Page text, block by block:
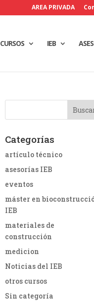
AREA PRIVADA
CURSOS IEB
Categorías
artículo técnico
asesorías IEB
eventos
máster en
IEB
materiales de
construcción
medicion
Noticias del IEB
otros cursos
Sin categoría